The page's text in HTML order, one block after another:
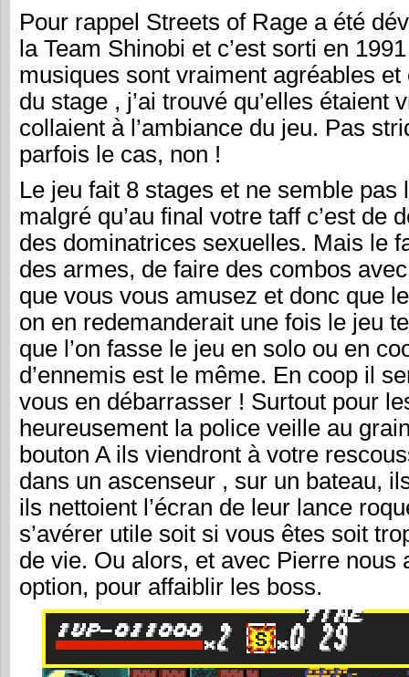
Pour rappel Streets of Rage a été
la Team Shinobi et c’est sorti en
musiques sont vraiment agréables
du stage , j’ai trouvé qu’elles étaient
collaient à l’ambiance du jeu. Pas
parfois le cas, non !
Le jeu fait 8 stages et ne semble pas
malgré qu’au final votre taff c’est de
des dominatrices sexuelles. Mais le
des armes, de faire des combos
que vous vous amusez et donc que
on en redemanderait une fois le jeu
que l’on fasse le jeu en solo ou en
d’ennemis est le même. En coop il
vous en débarrasser ! Surtout pour
heureusement la police veille au
bouton A ils viendront à votre
dans un ascenseur , sur un bateau,
ils nettoient l’écran de leur lance
s’avérer utile soit si vous êtes soit
de vie. Ou alors, et avec Pierre nous
option, pour affaiblir les boss.